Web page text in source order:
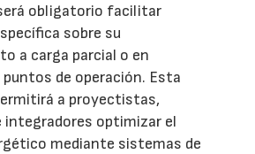
obligatorio facilitar
sobre su
a carga parcial o en
de operación. Esta
a proyectistas,
integradores optimizar el
mediante sistemas de